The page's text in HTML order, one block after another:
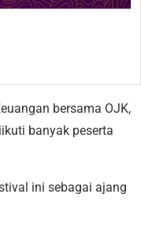
bersama OJK,
banyak peserta
ini sebagai ajang